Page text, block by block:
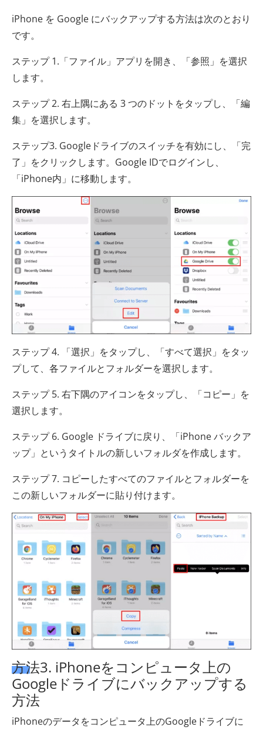
iPhone を Google にバックアップする方法は次のとおり
です。
ステップ 1.「ファイル」アプリを開き、「参照」を選択
します。
ステップ 2. 右上隅にある 3 つのドットをタップし、「編
集」を選択します。
ステップ3. Googleドライブのスイッチを有効にし、「完
了」をクリックします。Google IDでログインし、
「iPhone内」に移動します。
ステップ 4. 「選択」をタップし、「すべて選択」をタッ
プして、各ファイルとフォルダーを選択します。
ステップ 5. 右下隅のアイコンをタップし、「コピー」を
選択します。
ステップ 6. Google ドライブに戻り、「iPhone バックア
ップ」というタイトルの新しいフォルダを作成します。
ステップ 7. コピーしたすべてのファイルとフォルダーを
この新しいフォルダーに貼り付けます。
方法3. iPhoneをコンピュータ上の
Googleドライブにバックアップする
方法
iPhoneのデータをコンピュータ上のGoogleドライブに